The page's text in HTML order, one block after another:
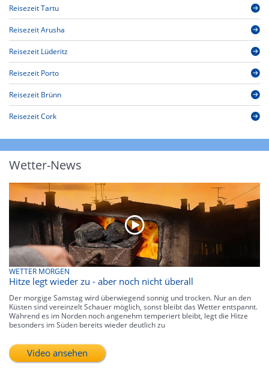
Reisezeit Tartu
Reisezeit Arusha
Reisezeit Lüderitz
Reisezeit Porto
Reisezeit Brünn
Reisezeit Cork
Wetter-News
WETTER MORGEN
Hitze legt wieder zu - aber noch nicht überall
Der morgige Samstag wird überwiegend sonnig und trocken. Nur an den
Küsten sind vereinzelt Schauer möglich, sonst bleibt das Wetter entspannt.
Während es im Norden noch angenehm temperiert bleibt, legt die Hitze
besonders im Süden bereits wieder deutlich zu
Video ansehen